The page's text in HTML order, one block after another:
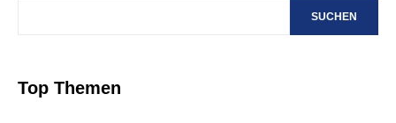
SUCHEN
Top Themen